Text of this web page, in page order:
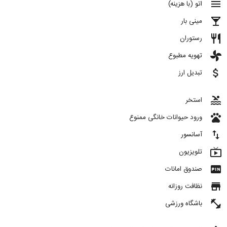
menu اتو (با هزینه)
local_bar مینی بار
restaurant رستوران
toys تهویه مطبوع
attach_money تبدیل ارز
pool استخر
pets ورود حیوانات خانگی ممنوع
import_export آسانسور
live_tv تلویزیون
fiber_pin صندوق امانات
store نظافت روزانه
fitness_center باشگاه ورزشی